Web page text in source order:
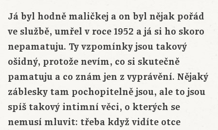
Já byl hodně maličkej a on byl nějak pořád
ve službě, umřel v roce 1952 a já si ho skoro
nepamatuju. Ty vzpomínky jsou takový
ošidný, protože nevím, co si skutečně
pamatuju a co znám jen z vyprávění. Nějaký
záblesky tam pochopitelně jsou, ale to jsou
spíš takový intimní věci, o kterých se
nemusí mluvit: třeba když vidíte otce